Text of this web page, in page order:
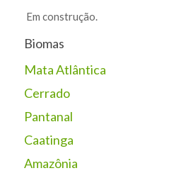
Em construção.
Biomas
Mata Atlântica
Cerrado
Pantanal
Caatinga
Amazônia